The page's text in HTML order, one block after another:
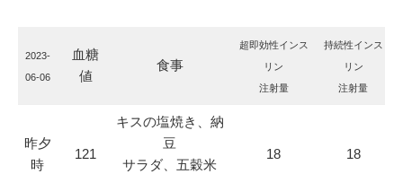
2023-
06-06
血糖
値
食事
超即効性インス
リン
注射量
持続性インス
リン
注射量
昨夕
時
121
キスの塩焼き、納
豆
サラダ、五穀米
18 18